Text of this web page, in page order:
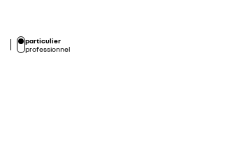
particulier
professionnel